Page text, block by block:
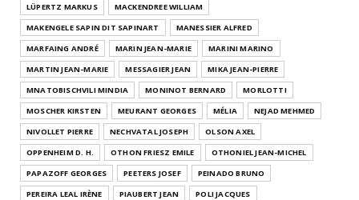
LÜPERTZ MARKUS
MACKENDREE WILLIAM
MAKENGELE SAPIN DIT SAPINART
MANESSIER ALFRED
MARFAING ANDRÉ
MARIN JEAN-MARIE
MARINI MARINO
MARTIN JEAN-MARIE
MESSAGIER JEAN
MIKA JEAN-PIERRE
MNATOBISCHVILI MINDIA
MONINOT BERNARD
MORLOTTI
MOSCHER KIRSTEN
MEURANT GEORGES MÉLIA
NEJAD MEHMED
NIVOLLET PIERRE
NECHVATAL JOSEPH
OLSON AXEL
OPPENHEIM D. H.
OTHON FRIESZ EMILE
OTHONIEL JEAN-MICHEL
PAPAZOFF GEORGES
PEETERS JOSEF
PEINADO BRUNO
PEREIRA LEAL IRÈNE
PIAUBERT JEAN
POLI JACQUES